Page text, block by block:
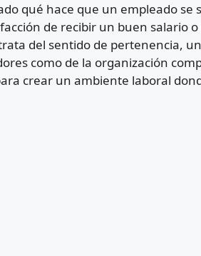
qué hace que un empleado se
de recibir un buen salario
del sentido de pertenencia,
como de la organización
crear un ambiente laboral